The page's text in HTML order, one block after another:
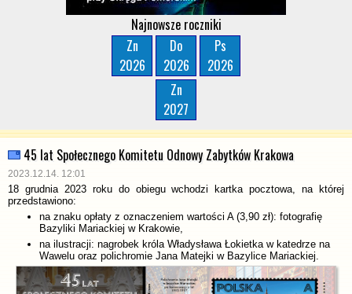
Najnowsze roczniki
Zn
2026
Do
2026
Ps
2026
Zn
2027
45 lat Społecznego Komitetu Odnowy Zabytków Krakowa
2023.12.14. 12:01
18 grudnia 2023 roku do obiegu wchodzi kartka pocztowa, na której
przedstawiono:
na znaku opłaty z oznaczeniem wartości A (3,90 zł): fotografię
Bazyliki Mariackiej w Krakowie,
na ilustracji: nagrobek króla Władysława Łokietka w katedrze na
Wawelu oraz polichromie Jana Matejki w Bazylice Mariackiej.